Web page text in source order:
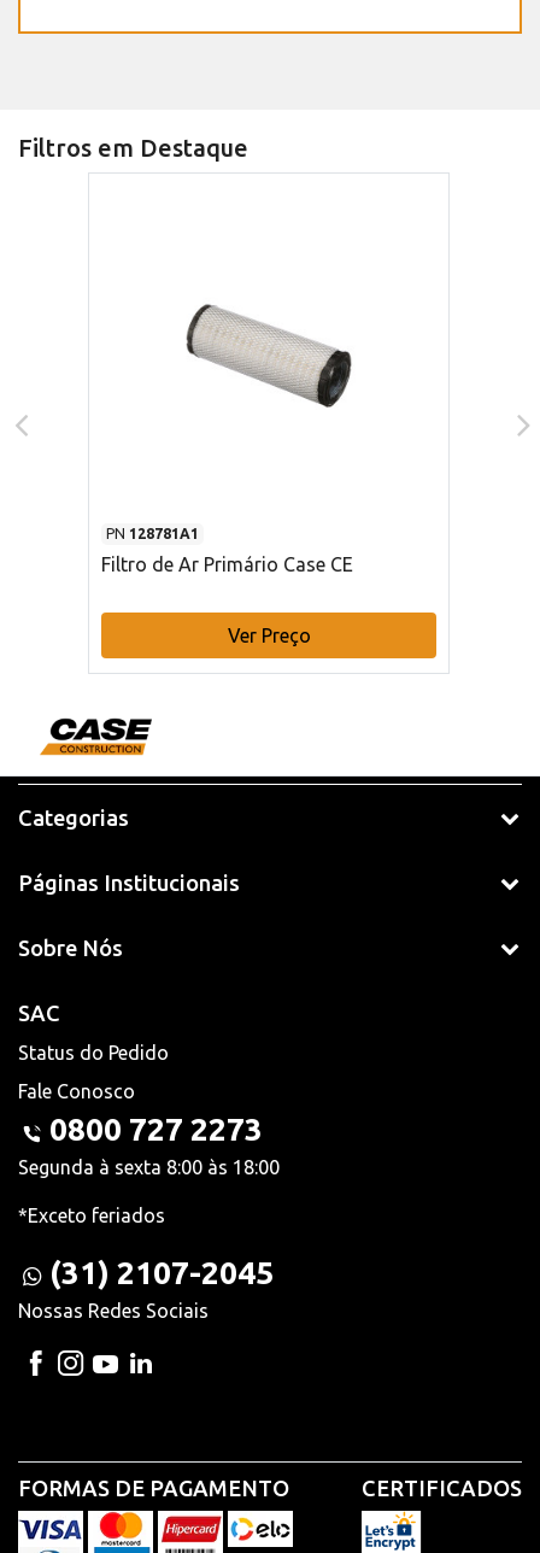
Filtros em Destaque
PN 128781A1
Filtro de Ar Primário Case CE
Ver Preço
Categorias
Páginas Institucionais
Sobre Nós
SAC
Status do Pedido
Fale Conosco
0800 727 2273
Segunda à sexta 8:00 às 18:00
*Exceto feriados
(31) 2107-2045
Nossas Redes Sociais
FORMAS DE PAGAMENTO CERTIFICADOS